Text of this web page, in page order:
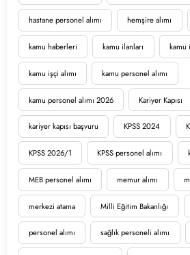
hastane personel alımı hemşire alımı
kamu haberleri kamu ilanları kamu
kamu işçi alımı kamu personel alımı
kamu personel alımı 2026 Kariyer Kapısı
kariyer kapısı başvuru KPSS 2024
KPSS 2026/1 KPSS personel alımı
MEB personel alımı memur alımı
merkezi atama Milli Eğitim Bakanlığı
personel alımı sağlık personeli alımı